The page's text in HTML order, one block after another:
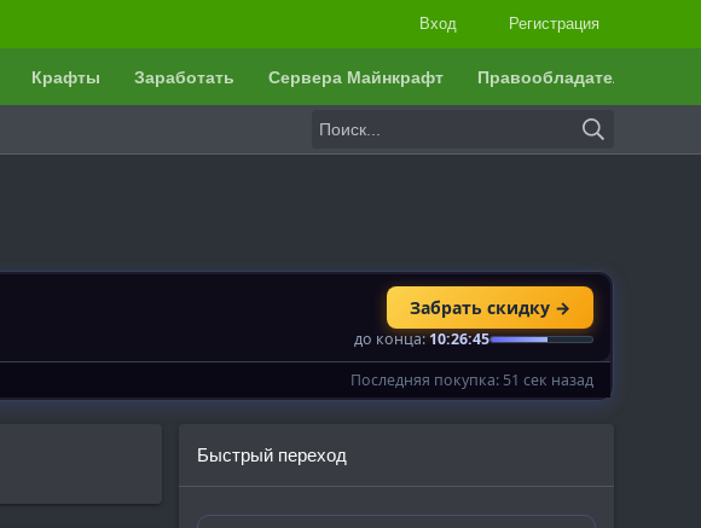
Вход Регистрация
Крафты Заработать Сервера Майнкрафт Правообладателям
Быстрый переход